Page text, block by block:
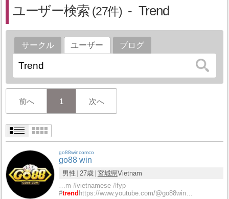
ユーザー検索 27 Trend
サークル ユーザー ブログ
前へ 1 次へ
go88wincomco
go88 win
男性 27歳 宮城県Vietnam
…m #vietnamese #fyp
#trend https://www.youtube.com/@go88win…